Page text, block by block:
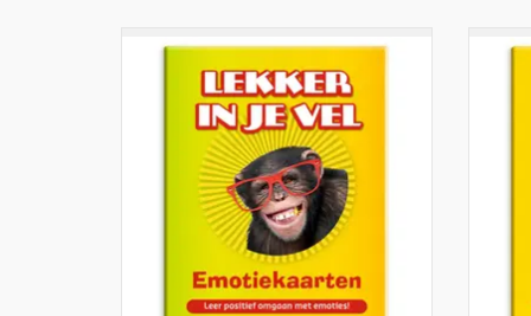
krijgen in gevoelens en emoties.
TOEVOEGEN AAN WINKELWAGEN